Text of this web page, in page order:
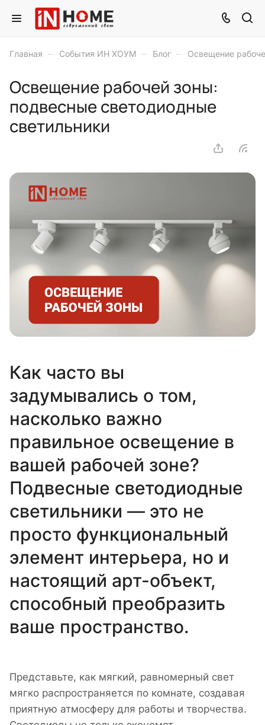
Главная – События ИН ХОУМ – Блог – Освещение
Освещение рабочей зоны:
подвесные светодиодные
светильники
Как часто вы
задумывались о том,
насколько важно
правильное освещение в
вашей рабочей зоне?
Подвесные светодиодные
светильники — это не
просто функциональный
элемент интерьера, но и
настоящий арт-объект,
способный преобразить
ваше пространство.
Представьте, как мягкий, равномерный свет
мягко распространяется по комнате, создавая
приятную атмосферу для работы и творчества.